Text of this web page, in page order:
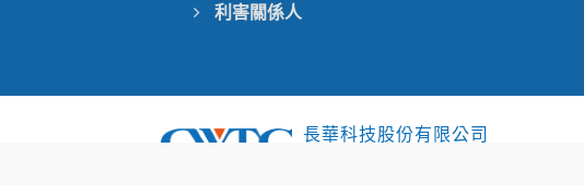
利害關係人
長華科技股份有限公司